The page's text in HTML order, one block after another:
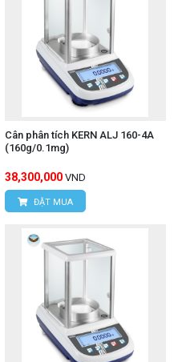
Cân phân tích KERN ALJ 160-4A
(160g/0.1mg)
38,300,000 VND
ĐẶT MUA